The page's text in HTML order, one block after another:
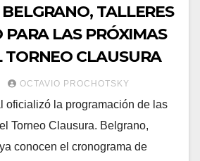
TALLERES
PARA LAS PRÓXIMAS
TORNEO CLAUSURA
OCTAVIO PROCHOTSKY
oficializó la programación de las
Torneo Clausura. Belgrano,
conocen el cronograma de